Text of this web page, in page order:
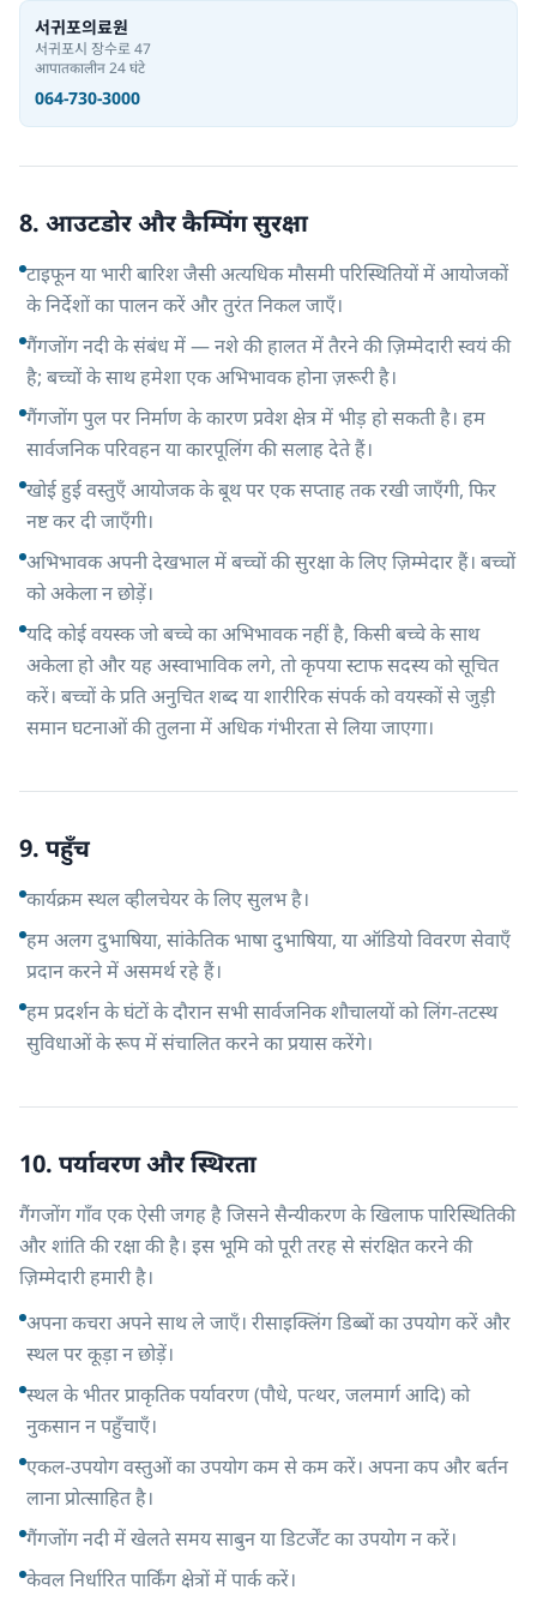
서귀포의료원
서귀포시 장수로 47
आपातकालीन 24 घंटे
064-730-3000
8. आउटडोर और कैम्पिंग सुरक्षा
टाइफून या भारी बारिश जैसी अत्यधिक मौसमी परिस्थितियों में आयोजकों
के निर्देशों का पालन करें और तुरंत निकल जाएँ।
गैंगजोंग नदी के संबंध में — नशे की हालत में तैरने की ज़िम्मेदारी स्वयं की
है; बच्चों के साथ हमेशा एक अभिभावक होना ज़रूरी है।
गैंगजोंग पुल पर निर्माण के कारण प्रवेश क्षेत्र में भीड़ हो सकती है। हम
सार्वजनिक परिवहन या कारपूलिंग की सलाह देते हैं।
खोई हुई वस्तुएँ आयोजक के बूथ पर एक सप्ताह तक रखी जाएँगी, फिर
नष्ट कर दी जाएँगी।
अभिभावक अपनी देखभाल में बच्चों की सुरक्षा के लिए ज़िम्मेदार हैं। बच्चों
को अकेला न छोड़ें।
यदि कोई वयस्क जो बच्चे का अभिभावक नहीं है, किसी बच्चे के साथ
अकेला हो और यह अस्वाभाविक लगे, तो कृपया स्टाफ सदस्य को सूचित
करें। बच्चों के प्रति अनुचित शब्द या शारीरिक संपर्क को वयस्कों से जुड़ी
समान घटनाओं की तुलना में अधिक गंभीरता से लिया जाएगा।
9. पहुँच
कार्यक्रम स्थल व्हीलचेयर के लिए सुलभ है।
हम अलग दुभाषिया, सांकेतिक भाषा दुभाषिया, या ऑडियो विवरण सेवाएँ
प्रदान करने में असमर्थ रहे हैं।
हम प्रदर्शन के घंटों के दौरान सभी सार्वजनिक शौचालयों को लिंग-तटस्थ
सुविधाओं के रूप में संचालित करने का प्रयास करेंगे।
10. पर्यावरण और स्थिरता
गैंगजोंग गाँव एक ऐसी जगह है जिसने सैन्यीकरण के खिलाफ पारिस्थितिकी
और शांति की रक्षा की है। इस भूमि को पूरी तरह से संरक्षित करने की
ज़िम्मेदारी हमारी है।
अपना कचरा अपने साथ ले जाएँ। रीसाइक्लिंग डिब्बों का उपयोग करें और
स्थल पर कूड़ा न छोड़ें।
स्थल के भीतर प्राकृतिक पर्यावरण (पौधे, पत्थर, जलमार्ग आदि) को
नुकसान न पहुँचाएँ।
एकल-उपयोग वस्तुओं का उपयोग कम से कम करें। अपना कप और बर्तन
लाना प्रोत्साहित है।
गैंगजोंग नदी में खेलते समय साबुन या डिटर्जेंट का उपयोग न करें।
केवल निर्धारित पार्किंग क्षेत्रों में पार्क करें।